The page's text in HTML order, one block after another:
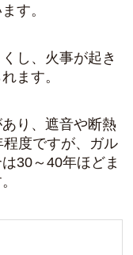
す。
し、火事が起き
ます。
り、遮音や断熱
度ですが、 ガル
30～40年ほどま